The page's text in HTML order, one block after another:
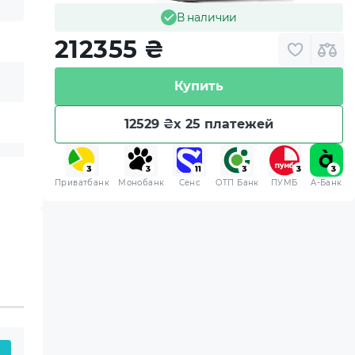
В наличии
212355 ₴
Купить
12529 ₴x 25 платежей
Приватбанк Монобанк Сенс ОТП Банк ПУМБ A-Банк
вами